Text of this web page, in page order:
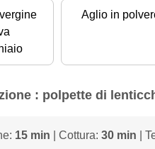
Aglio in
: polpette di
15 min | Cottura: 30 min |